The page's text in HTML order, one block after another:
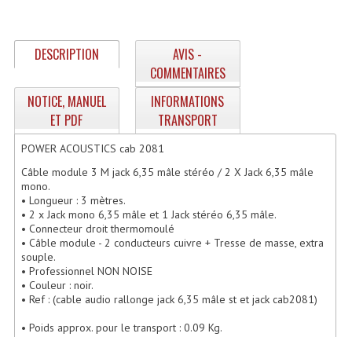
Enceintes Amplifiées Actives
Enceintes, Système Amplifiés
Enceintes Passives Sono
Retours De Scène
Caissons De Basses
DESCRIPTION
AVIS -
COMMENTAIRES
NOTICE, MANUEL
ET PDF
INFORMATIONS
TRANSPORT
POWER ACOUSTICS cab 2081
Câble module 3 M jack 6,35 mâle stéréo / 2 X Jack 6,35 mâle
mono.
• Longueur : 3 mètres.
• 2 x Jack mono 6,35 mâle et 1 Jack stéréo 6,35 mâle.
• Connecteur droit thermomoulé
• Câble module - 2 conducteurs cuivre + Tresse de masse, extra
souple.
• Professionnel NON NOISE
• Couleur : noir.
• Ref : (cable audio rallonge jack 6,35 mâle st et jack cab2081)
• Poids approx. pour le transport : 0.09 Kg.